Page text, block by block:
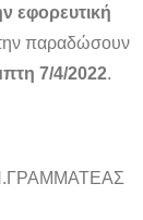
εφορευτική
την παραδώσουν
7/4/2022.